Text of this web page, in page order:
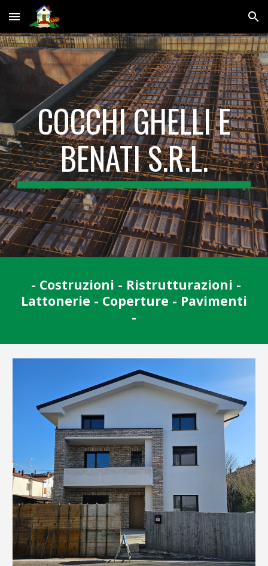
Skip to main content Skip to navigation
COCCHI GHELLI E
BENATI S.R.L.
- Costruzioni - Ristrutturazioni -
Lattonerie - Coperture - Pavimenti
-